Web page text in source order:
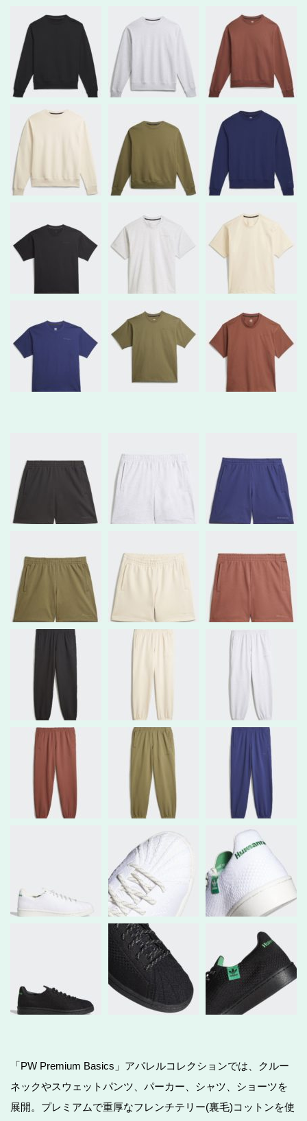
「PW Premium Basics」アパレルコレクションでは、クルー
ネックやスウェットパンツ、パーカー、シャツ、ショーツを
展開。プレミアムで重厚なフレンチテリー(裏毛)コットンを使